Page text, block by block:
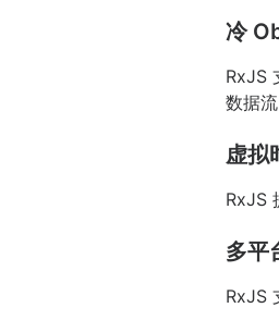
冷
RxJS
数据
虚拟
RxJS
多平
RxJS